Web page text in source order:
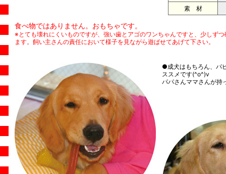
素 材
食べ物ではありません。おもちゃです。
※とても壊れにくいものですが、強い歯とアゴのワンちゃんですと、少しず
ます。飼い主さんの責任において様子を見ながら遊ばせてあげて下さい。
●成犬はもちろん、パ
ススメです(^o^)v
パパさんママさんが持